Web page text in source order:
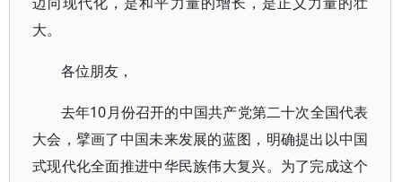
大。
各位朋友，
去年10月份召开的中国共产党第二十次全国代表
大会，擘画了中国未来发展的蓝图，明确提出以中国
式现代化全面推进中华民族伟大复兴。为了完成这个